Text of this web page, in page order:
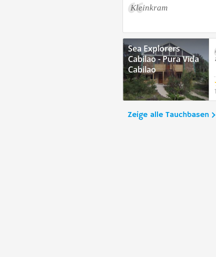
Kleinkram
Sea Explorers
Cabilao - Pura Vida
Cabilao
Zeige alle Tauchbasen